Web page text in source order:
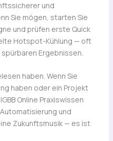
und
Sie mögen, starten Sie
und prüfen erste Quick
Hotspot-Kühlung — oft
Ergebnissen.
haben. Wenn Sie
haben oder ein Projekt
Online Praxiswissen
und
Zukunftsmusik — es ist